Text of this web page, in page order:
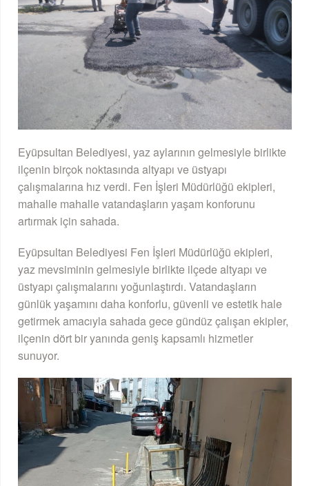
Eyüpsultan Belediyesi, yaz aylarının gelmesiyle birlikte
ilçenin birçok noktasında altyapı ve üstyapı
çalışmalarına hız verdi. Fen İşleri Müdürlüğü ekipleri,
mahalle mahalle vatandaşların yaşam konforunu
artırmak için sahada.
Eyüpsultan Belediyesi Fen İşleri Müdürlüğü ekipleri,
yaz mevsiminin gelmesiyle birlikte ilçede altyapı ve
üstyapı çalışmalarını yoğunlaştırdı. Vatandaşların
günlük yaşamını daha konforlu, güvenli ve estetik hale
getirmek amacıyla sahada gece gündüz çalışan ekipler,
ilçenin dört bir yanında geniş kapsamlı hizmetler
sunuyor.